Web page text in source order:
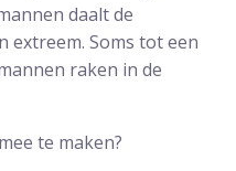
daalt de
extreem. Soms tot een
raken in de
te maken?